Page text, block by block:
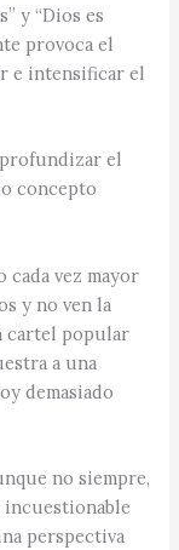
y “Dios es
provoca el
e intensificar el
el
concepto
vez mayor
y no ven la
cartel popular
a una
demasiado
no siempre,
incuestionable
perspectiva